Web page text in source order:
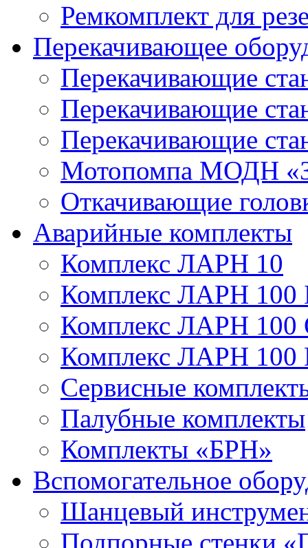
Ремкомплект для
Перекачивающее
Перекачивающие
Перекачивающие
Перекачивающие
Мотопомпа МОДН
Откачивающие
Аварийные комплекты
Комплекс ЛАРН 10
Комплекс ЛАРН 100
Комплекс ЛАРН 100
Комплекс ЛАРН 100
Сервисные
Палубные комплекты
Комплекты «БРН»
Вспомогательное
Шанцевый